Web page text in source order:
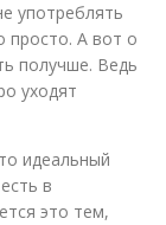
употреблять
просто. А вот о
получше. Ведь
уходят
идеальный
в
это тем,